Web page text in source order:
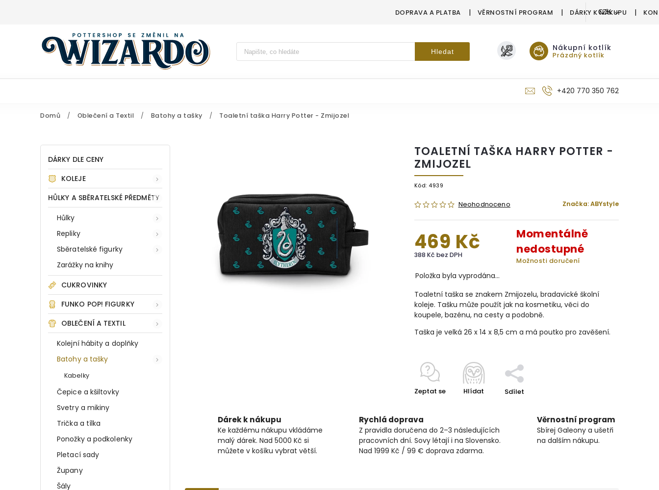
DOPRAVA A PLATBA VĚRNOSTNÍ PROGRAM DÁRKY K NÁKUPU
CZK
Vyhledávání Hledat Nákupní kotlík
Prázdný kotlík
+420 770 350 762
Domů / Oblečení a Textil / Batohy a tašky / Toaletní taška Harry Potter - Zmijozel
DÁRKY DLE CENY
KOLEJE
HŮLKY A SBĚRATELSKÉ PŘEDMĚTY
Hůlky
Repliky
Sběratelské figurky
Zarážky na knihy
CUKROVINKY
FUNKO POP! FIGURKY
OBLEČENÍ A TEXTIL
Kolejní hábity a doplňky
Batohy a tašky
Kabelky
Čepice a kšiltovky
Svetry a mikiny
Trička a tílka
Ponožky a podkolenky
Pletací sady
Župany
Šály
TOALETNÍ TAŠKA HARRY POTTER -
ZMIJOZEL
Kód: 4939
Neohodnoceno Značka:ABYstyle
469 Kč
388 Kč bez DPH
Momentálně
nedostupné
Možnosti doručení
Položka byla vyprodána…
Toaletní taška se znakem Zmijozelu, bradavické školní
koleje. Tašku může použít jak na kosmetiku, věci do
koupele, bazénu, na cesty a podobně.
Taška je velká 26 x 14 x 8,5 cm a má poutko pro zavěšení.
Zeptat se Hlídat Sdílet
Dárek k nákupu
Ke každému nákupu vkládáme
malý dárek. Nad 5000 Kč si
můžete v košíku vybrat větší.
Rychlá doprava
Z pravidla doručena do 2–3 následujících
pracovních dní. Sovy létají i na Slovensko.
Nad 1999 Kč / 99 € doprava zdarma.
Věrnostní program
Sbírej Galeony a ušetři
na dalším nákupu.